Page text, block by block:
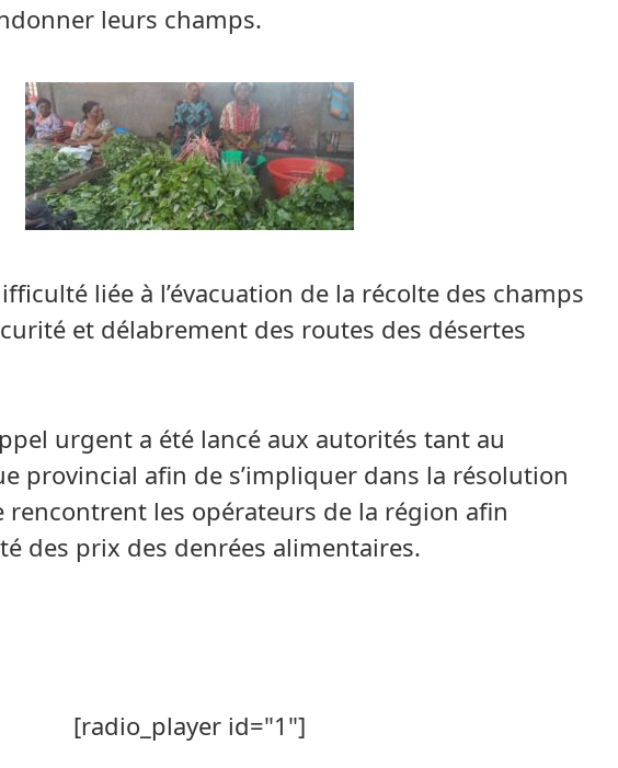
leurs champs.
liée à l’évacuation de la récolte des champs
et délabrement des routes des désertes
urgent a été lancé aux autorités tant au
provincial afin de s’impliquer dans la résolution
les opérateurs de la région afin
des prix des denrées alimentaires.
[radio_player id="1"]